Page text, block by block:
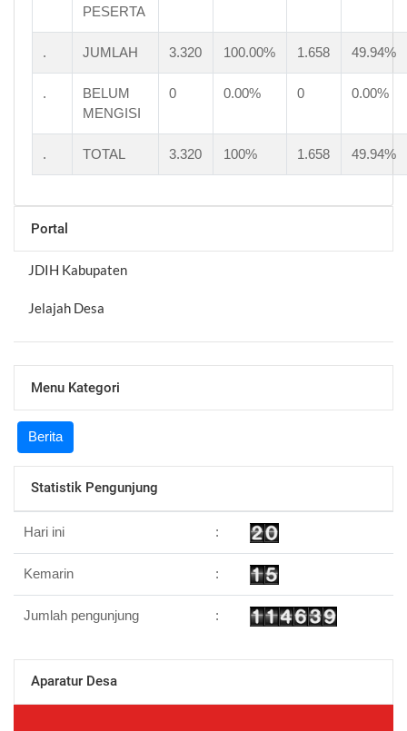
PESERTA
. JUMLAH 3.320 100.00% 1.658 49.94%
.
BELUM
MENGISI
0 0.00% 0 0.00%
. TOTAL 3.320 100% 1.658 49.94%
Portal
JDIH Kabupaten
Jelajah Desa
Menu Kategori
Berita
Statistik Pengunjung
Hari ini :
Kemarin :
Jumlah pengunjung :
Aparatur Desa